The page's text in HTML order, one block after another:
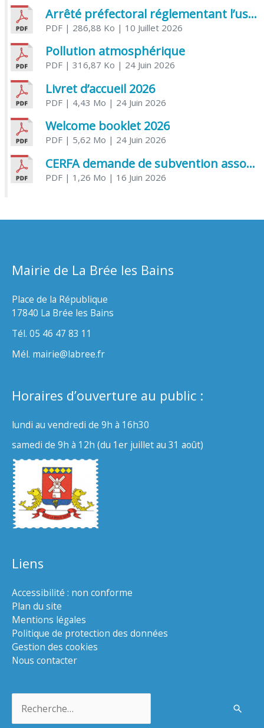
Arrêté préfectoral réglementant l’usage de l’eau
PDF| 286,88 Ko | 10 Juillet 2026
Pollution atmosphérique
PDF| 316,87 Ko | 24 Juin 2026
Livret d’accueil 2026
PDF| 4,43 Mo | 24 Juin 2026
Welcome booklet 2026
PDF| 5,62 Mo | 24 Juin 2026
CERFA demande de subvention association
PDF| 1,26 Mo | 16 Juin 2026
Mairie de La Brée les Bains
Place de la République
17840 La Brée les Bains
Tél. 05 46 47 83 11
Mél. mairie@labree.fr
Horaires d’ouverture au public :
lundi au vendredi de 9h à 16h30
samedi de 9h à 12h (du 1er juillet au 31 août)
Liens
Accessibilité : non conforme
Plan du site
Mentions légales
Politique de protection des données
Gestion des cookies
Nous contacter